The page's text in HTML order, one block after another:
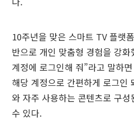
10주년을 맞은 스마트 TV 플랫
반으로 개인 맞춤형 경험을 강화
계정에 로그인해 줘”라고 말하
해당 계정으로 간편하게 로그인
와 자주 사용하는 콘텐츠로 구
수 있다.